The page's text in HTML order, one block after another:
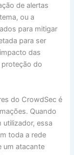
de alertas
ou a
para mitigar
para ser
das
do
do CrowdSec é
Quando
utilizador, essa
toda a rede
um atacante